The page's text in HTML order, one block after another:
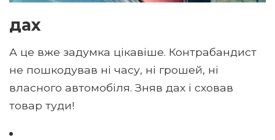
дах
А це вже задумка цікавіше. Контрабандист
не пошкодував ні часу, ні грошей, ні
власного автомобіля. Зняв дах і сховав
товар туди!